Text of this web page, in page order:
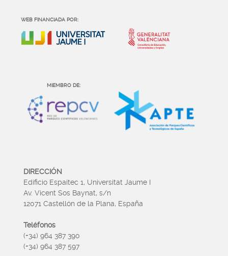
WEB FINANCIADA POR:
MIEMBRO DE:
DIRECCIÓN
Edificio Espaitec 1, Universitat Jaume I
Av. Vicent Sos Baynat, s/n
12071 Castellón de la Plana, España
Teléfonos
(+34) 964 387 390
(+34) 964 387 597